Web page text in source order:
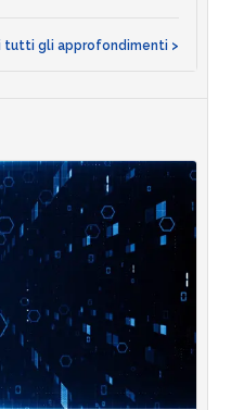
tutti gli approfondimenti >